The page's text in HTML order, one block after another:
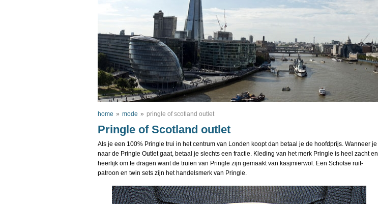
home » mode » pringle of scotland outlet
Pringle of Scotland outlet
Als je een 100% Pringle trui in het centrum van Londen koopt dan betaal je de hoofdprijs. Wanneer je
naar de Pringle Outlet gaat, betaal je slechts een fractie. Kleding van het merk Pringle is heel zacht en
heerlijk om te dragen want de truien van Pringle zijn gemaakt van kasjmierwol. Een Schotse ruit-
patroon en twin sets zijn het handelsmerk van Pringle.